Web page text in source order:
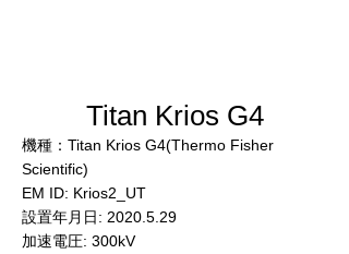
Titan Krios G4
機種：Titan Krios G4(Thermo Fisher
Scientific)
EM ID: Krios2_UT
設置年月日: 2020.5.29
加速電圧: 300kV